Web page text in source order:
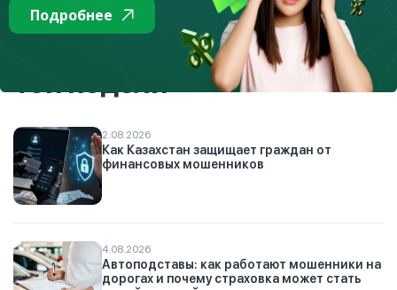
К списку
Топ недели
2.08.2026
Как Казахстан защищает граждан от
финансовых мошенников
4.08.2026
Автоподставы: как работают мошенники на
дорогах и почему страховка может стать
Подробнее